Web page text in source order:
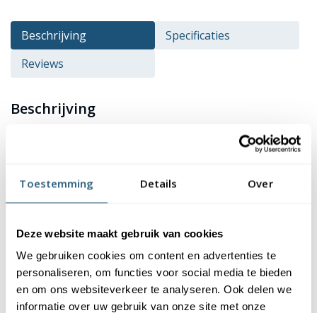
Toestemming Details Over
Deze website maakt gebruik van cookies
We gebruiken cookies om content en advertenties te
personaliseren, om functies voor social media te bieden
en om ons websiteverkeer te analyseren. Ook delen we
informatie over uw gebruik van onze site met onze
Beschrijving
Specificaties
Reviews
Beschrijving
kopen? Deze vlag is
hoogwaardige kwaliteit en afwerking. De vlag is gemaakt van
dat de kleuren van de vlag mooi blijven. Bovendien zijn onze
te houden zijn.
Afwerking van de vlag Lelystad